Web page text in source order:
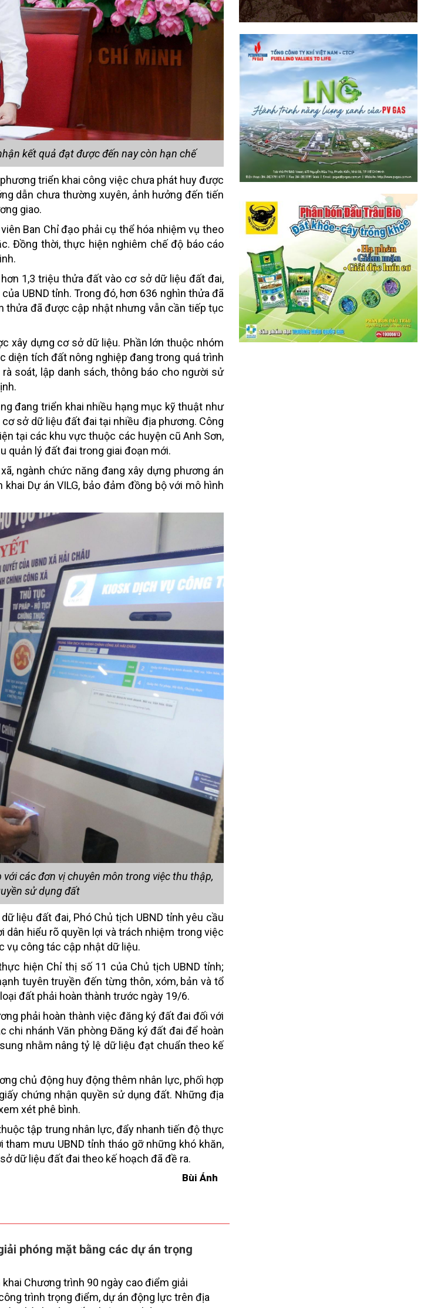
kết quả đạt được đến nay còn hạn chế
triển khai công việc chưa phát huy được
dẫn chưa thường xuyên, ảnh hưởng đến tiến
giao.
Ban Chỉ đạo phải cụ thể hóa nhiệm vụ theo
Đồng thời, thực hiện nghiêm chế độ báo cáo
1,3 triệu thửa đất vào cơ sở dữ liệu đất đai,
UBND tỉnh. Trong đó, hơn 636 nghìn thửa đã
thửa đã được cập nhật nhưng vẫn cần tiếp tục
xây dựng cơ sở dữ liệu. Phần lớn thuộc nhóm
diện tích đất nông nghiệp đang trong quá trình
soát, lập danh sách, thông báo cho người sử
đang triển khai nhiều hạng mục kỹ thuật như
sở dữ liệu đất đai tại nhiều địa phương. Công
tại các khu vực thuộc các huyện cũ Anh Sơn,
quản lý đất đai trong giai đoạn mới.
ngành chức năng đang xây dựng phương án
Dự án VILG, bảo đảm đồng bộ với mô hình
các đơn vị chuyên môn trong việc thu thập,
sử dụng đất
liệu đất đai, Phó Chủ tịch UBND tỉnh yêu cầu
hiểu rõ quyền lợi và trách nhiệm trong việc
vụ công tác cập nhật dữ liệu.
hiện Chỉ thị số 11 của Chủ tịch UBND tỉnh;
tuyên truyền đến từng thôn, xóm, bản và tổ
đất phải hoàn thành trước ngày 19/6.
phải hoàn thành việc đăng ký đất đai đối với
chi nhánh Văn phòng Đăng ký đất đai để hoàn
nhằm nâng tỷ lệ dữ liệu đạt chuẩn theo kế
chủ động huy động thêm nhân lực, phối hợp
chứng nhận quyền sử dụng đất. Những địa
xét phê bình.
tập trung nhân lực, đẩy nhanh tiến độ thực
mưu UBND tỉnh tháo gỡ những khó khăn,
dữ liệu đất đai theo kế hoạch đã đề ra.
Bùi Ánh
phóng mặt bằng các dự án trọng
Chương trình 90 ngày cao điểm giải
trình trọng điểm, dự án động lực trên địa